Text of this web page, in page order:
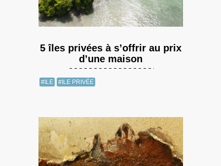
5 îles privées à s’offrir au prix
d’une maison
#ILE #ILE PRIVÉE